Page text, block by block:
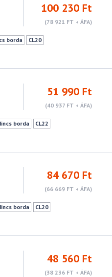
100 230 Ft
(78 921 FT + ÁFA)
borda CL20
51 990 Ft
(40 937 FT + ÁFA)
borda CL22
84 670 Ft
(66 669 FT + ÁFA)
borda CL20
48 560 Ft
(38 236 FT + ÁFA)